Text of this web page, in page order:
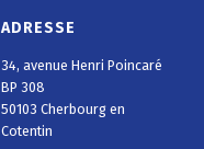
ADRESSE
34, avenue Henri Poincaré
BP 308
50103 Cherbourg en
Cotentin